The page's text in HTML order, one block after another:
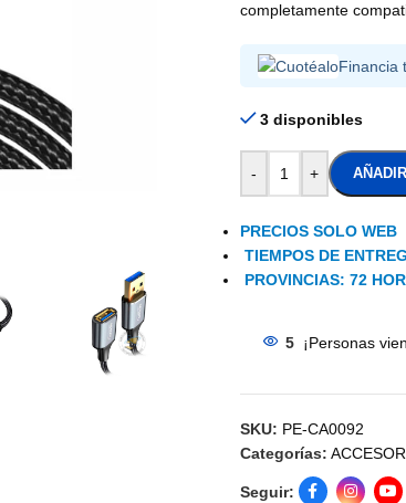
completamente
Financia
3 disponibles
- +
PRECIOS SOLO WEB
TIEMPOS DE
PROVINCIAS: 72
5 ¡Personas
SKU: PE-CA0092
Categorías:
Seguir: